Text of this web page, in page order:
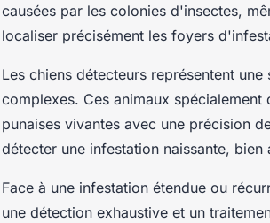
causées par les colonies d'insectes,
localiser précisément les foyers
Les chiens détecteurs représentent
complexes. Ces animaux
punaises vivantes avec une précision
détecter une infestation naissante,
Face à une infestation étendue ou
une détection exhaustive et un